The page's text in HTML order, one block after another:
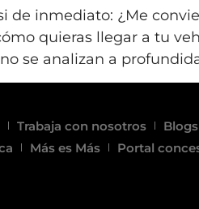
de inmediato: ¿Me
quieras llegar a tu
se analizan a
Trabaja con nosotros Blogs
Más es Más Portal